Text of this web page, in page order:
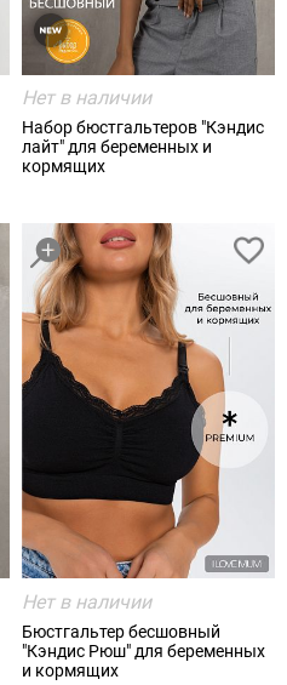
Нет в наличии
Набор бюстгальтеров "Кэндис
лайт" для беременных и
кормящих
Нет в наличии
Бюстгальтер бесшовный
"Кэндис Рюш" для беременных
и кормящих